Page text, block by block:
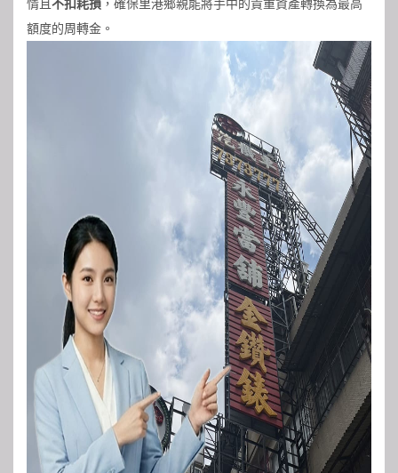
情且 不扣耗損 ，確保里港鄉親能將手中的貴重資產轉換為最高
額度的周轉金。